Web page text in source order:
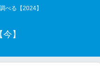
べる【2024】
】